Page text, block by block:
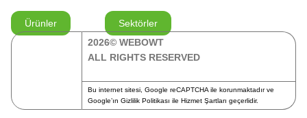
Ürünler
Sektörler
2026© WEBOWT
ALL RIGHTS RESERVED
Bu internet sitesi, Google reCAPTCHA ile korunmaktadır ve
Google’ın Gizlilik Politikası ile Hizmet Şartları geçerlidir.